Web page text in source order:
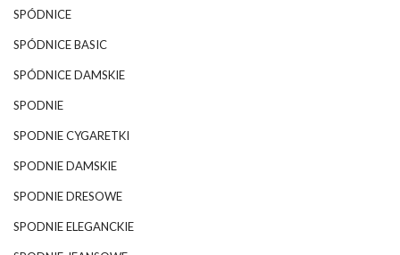
SPÓDNICE
SPÓDNICE BASIC
SPÓDNICE DAMSKIE
SPODNIE
SPODNIE CYGARETKI
SPODNIE DAMSKIE
SPODNIE DRESOWE
SPODNIE ELEGANCKIE